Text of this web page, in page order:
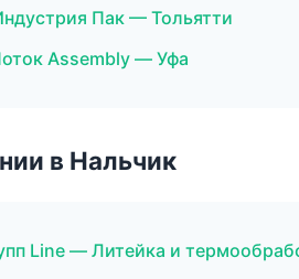
Пак — Тольятти
Assembly — Уфа
в Нальчик
Line — Литейка и